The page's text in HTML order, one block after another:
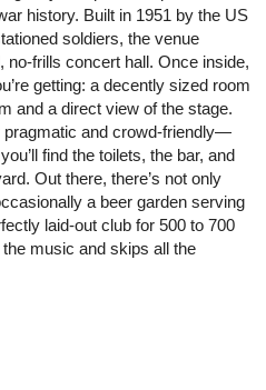
history. Built in 1951 by the US
soldiers, the venue
frills concert hall. Once inside,
getting: a decently sized room
and a direct view of the stage.
and crowd-friendly—
find the toilets, the bar, and
Out there, there’s not only
a beer garden serving
laid-out club for 500 to 700
music and skips all the